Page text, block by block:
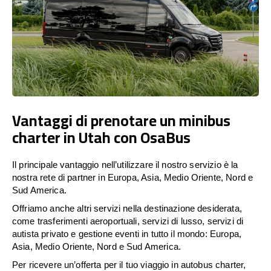
Vantaggi di prenotare un minibus
charter in Utah con OsaBus
Il principale vantaggio nell’utilizzare il nostro servizio è la
nostra rete di partner in Europa, Asia, Medio Oriente, Nord e
Sud America.
Offriamo anche altri servizi nella destinazione desiderata,
come trasferimenti aeroportuali, servizi di lusso, servizi di
autista privato e gestione eventi in tutto il mondo: Europa,
Asia, Medio Oriente, Nord e Sud America.
Per ricevere un’offerta per il tuo viaggio in autobus charter,